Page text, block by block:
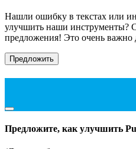
Нашли ошибку в текстах или
улучшить наши инструменты?
предложения! Это очень важно
Предложить
Предложите, как улучшить